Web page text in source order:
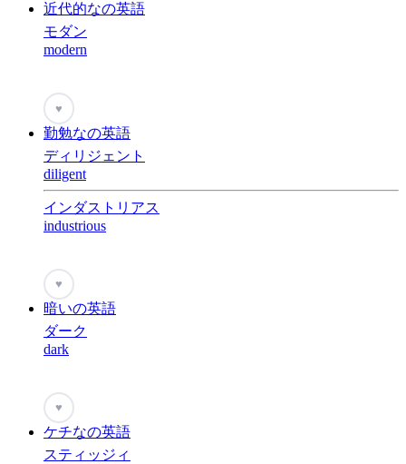
近代的なの英語
モダン
modern
♥
勤勉なの英語
ディリジェント
diligent
インダストリアス
industrious
♥
暗いの英語
ダーク
dark
♥
ケチなの英語
スティッジィ